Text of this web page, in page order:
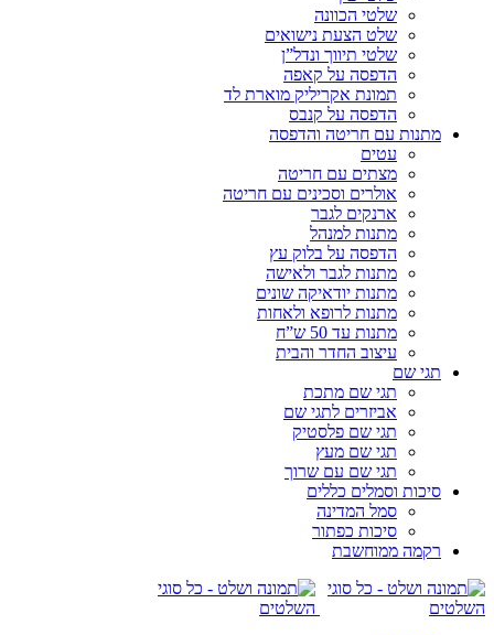
שלטי הכוונה
שלט הצעת נישואים
שלטי תיווך ונדל”ן
הדפסה על קאפה
תמונת אקריליק מוארת לד
הדפסה על קנבס
מתנות עם חריטה והדפסה
עטים
מצתים עם חריטה
אולרים וסכינים עם חריטה
ארנקים לגבר
מתנות למנהל
הדפסה על בלוק עץ
מתנות לגבר ולאישה
מתנות יודאיקה שונים
מתנות לרופא ולאחות
מתנות עד 50 ש”ח
עיצוב החדר והבית
תגי שם
תגי שם מתכת
אביזרים לתגי שם
תגי שם פלסטיק
תגי שם מעץ
תגי שם עם שרוך
סיכות וסמלים כללים
סמל המדינה
סיכות כפתור
רקמה ממוחשבת